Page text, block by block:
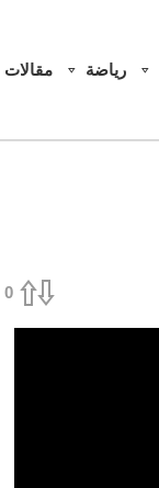
رياضة مقالات
0